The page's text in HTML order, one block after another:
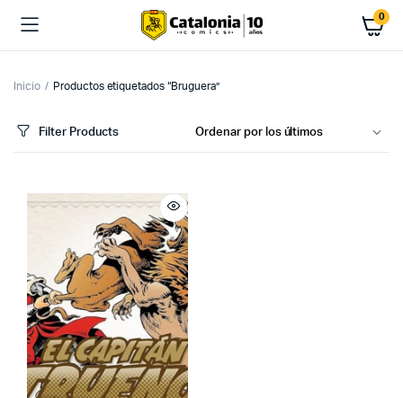
0
Inicio Productos etiquetados “Bruguera”
Filter Products